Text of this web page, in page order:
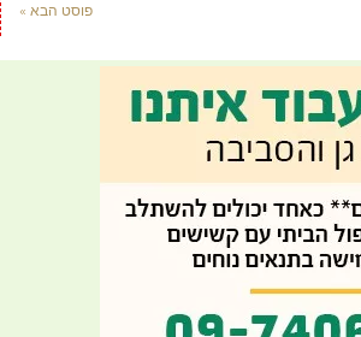
פוסט הבא »